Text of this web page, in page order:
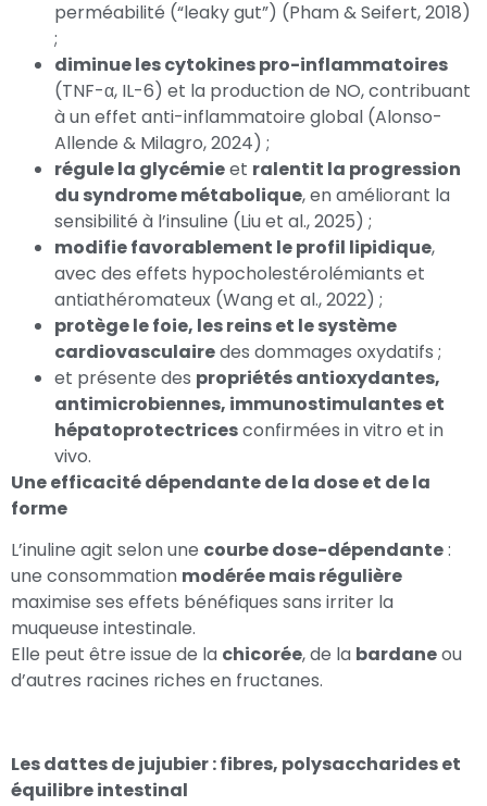
perméabilité (“leaky gut”) (Pham & Seifert, 2018)
;
diminue les cytokines pro-inflammatoires
(TNF-α, IL-6) et la production de NO, contribuant
à un effet anti-inflammatoire global (Alonso-
Allende & Milagro, 2024) ;
régule la glycémieet ralentit la progression
du syndrome métabolique, en améliorant la
sensibilité à l’insuline (Liu et al., 2025) ;
modifie favorablement le profil lipidique,
avec des effets hypocholestérolémiants et
antiathéromateux (Wang et al., 2022) ;
protège le foie, les reins et le système
cardiovasculairedes dommages oxydatifs ;
et présente des propriétés antioxydantes,
antimicrobiennes, immunostimulantes et
hépatoprotectricesconfirmées in vitro et in
vivo.
Une efficacité dépendante de la dose et de la
forme
L’inuline agit selon une courbe dose-dépendante:
une consommation modérée mais régulière
maximise ses effets bénéfiques sans irriter la
muqueuse intestinale.
Elle peut être issue de la chicorée, de la bardaneou
d’autres racines riches en fructanes.
Les dattes de jujubier : fibres, polysaccharides et
équilibre intestinal